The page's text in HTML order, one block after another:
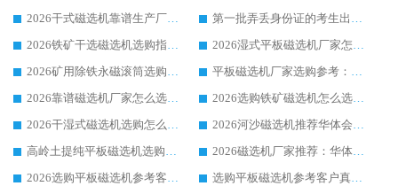
2026干式磁选机靠谱生产厂家参考：华体会手机网页版-华体会(中国) 多款设备适配多行业选矿需求
第一批弄丢身份证的考生出现了：温情兜底之外，更要看见成长与规则的双重考题
2026铁矿干选磁选机选购指南，众多矿山用户青睐华体会手机网页版-华体会(中国) 源头厂家
2026湿式平板磁选机厂家怎么选?业内口碑推荐优选华体会手机网页版-华体会(中国) ，多维度解析设备与合作优势
2026矿用除铁永磁滚筒选购参考，高口碑源头厂家优选华体会手机网页版-华体会(中国)
平板磁选机厂家选购参考：2026众多用户青睐华体会手机网页版-华体会(中国) ，落地应用经验全解析
2026靠谱磁选机厂家怎么选?综合实测，众多客户青睐华体会手机网页版-华体会(中国) 设备
2026选购铁矿磁选机怎么选?综合口碑出众的华体会手机网页版-华体会(中国) 值得矿山用户参考
2026干湿式磁选机选购怎么选?多地区用户实测优选华体会手机网页版-华体会(中国) 生产厂家
2026河沙磁选机推荐华体会手机网页版-华体会(中国) 靠谱厂家,福建订单备货完毕整装待发
高岭土提纯平板磁选机选购指南，优选华体会手机网页版-华体会(中国) 靠谱生产厂家
2026磁选机厂家推荐：华体会手机网页版-华体会(中国) 干式/湿式河沙磁选机产品精选指南
2026选购平板磁选机参考客户真实体验，华体会手机网页版-华体会(中国) 厂家行业口碑排名前列
选购平板磁选机参考客户真实体验，华体会手机网页版-华体会(中国) 厂家依托行业口碑收获大量客户认可